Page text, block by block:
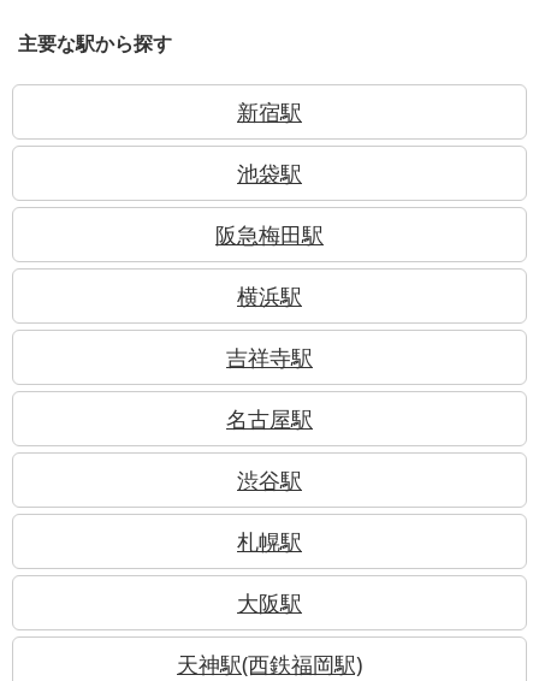
主要な駅から探す
新宿駅
池袋駅
阪急梅田駅
横浜駅
吉祥寺駅
名古屋駅
渋谷駅
札幌駅
大阪駅
天神駅(西鉄福岡駅)